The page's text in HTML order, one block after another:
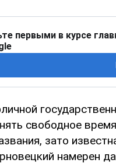
первыми в курсе
свободное
зато
намерен